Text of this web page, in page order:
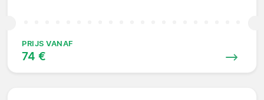
PRIJS VANAF
74 €